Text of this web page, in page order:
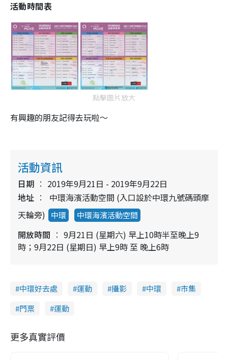
活動時間表
點擊圖片放大
有興趣的朋友記得去玩啦～
活動資訊
日期
2019年9月21日 - 2019年9月22日
地址
中環海濱活動空間 (入口設於中環九號碼頭摩
天輪旁)
中環 中環海濱活動空間
開放時間
9月21日 (星期六) 早上10時半至晚上9
時；9月22日 (星期日) 早上9時 至 晚上6時
中環好去處 運動 攝影 中環
市集
門票
運動
更多真實評價